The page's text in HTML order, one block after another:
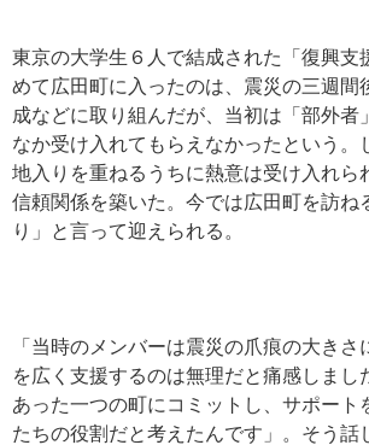
東京の大学生６人で結成された「復興支
めて広田町に入ったのは、震災の三週間
成などに取り組んだが、当初は「部外者
なか受け入れてもらえなかったという。
地入りを重ねるうちに熱意は受け入れら
信頼関係を築いた。今では広田町を訪ね
り」と言って迎えられる。
「当時のメンバーは震災の爪痕の大き
を広く支援するのは無理だと痛感しまし
あった一つの町にコミットし、サポート
たちの役割だと考えたんです」。そう話